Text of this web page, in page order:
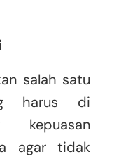
salah satu
harus di
kepuasan
agar tidak